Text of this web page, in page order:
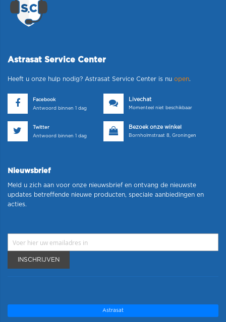
Astrasat Service Center
Heeft u onze hulp nodig? Astrasat Service Center is nu open.
Facebook
Antwoord binnen 1 dag
Livechat
Momenteel niet beschikbaar
Twitter
Antwoord binnen 1 dag
Bezoek onze winkel
Bornholmstraat 8, Groningen
Nieuwsbrief
Meld u zich aan voor onze nieuwsbrief en ontvang de nieuwste
updates betreffende nieuwe producten, speciale aanbiedingen en
acties.
INSCHRIJVEN
Astrasat